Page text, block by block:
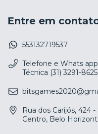
Entre em
553132719537
Telefone e Whats app
Técnica (31) 3291-8625
Rua dos Carijós, 424
Centro, Belo